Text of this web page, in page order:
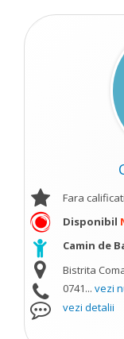
Fara
Disponibil
Camin de
Bistrita
0741... vezi
vezi detalii